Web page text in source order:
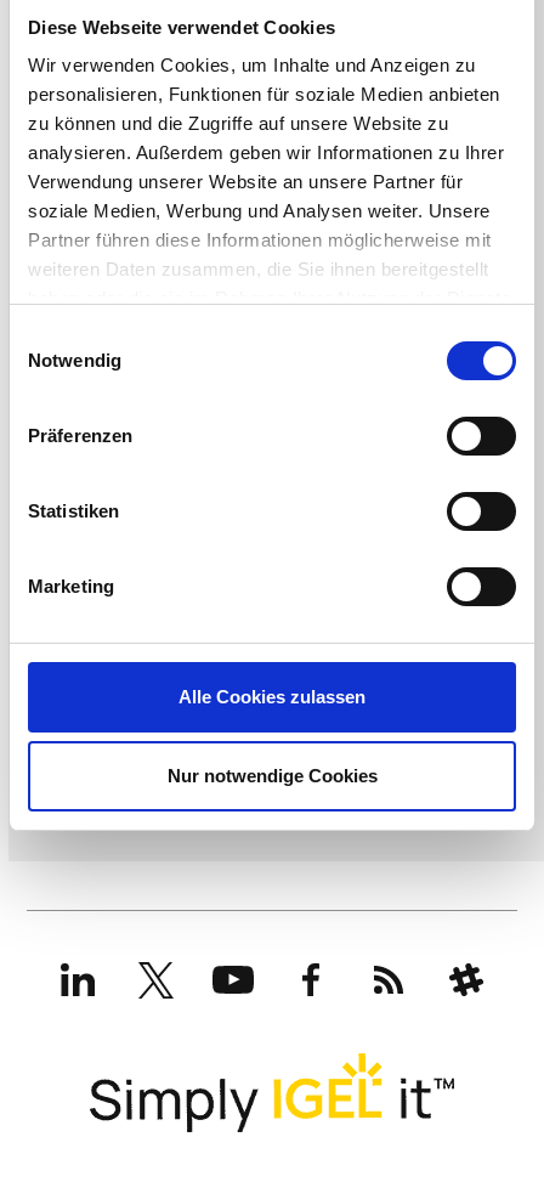
Diese Webseite verwendet Cookies
Wir verwenden Cookies, um Inhalte und Anzeigen zu
personalisieren, Funktionen für soziale Medien anbieten
zu können und die Zugriffe auf unsere Website zu
analysieren. Außerdem geben wir Informationen zu Ihrer
Verwendung unserer Website an unsere Partner für
soziale Medien, Werbung und Analysen weiter. Unsere
Partner führen diese Informationen möglicherweise mit
weiteren Daten zusammen, die Sie ihnen bereitgestellt
Notwendig
Präferenzen
Statistiken
Marketing
Alle Cookies zulassen
Nur notwendige Cookies
< BACK TO ALL WEBINARS
Register below to join!
LinkedInX
(formerly
Twitter)
YouTubeFacebookRSS Slack